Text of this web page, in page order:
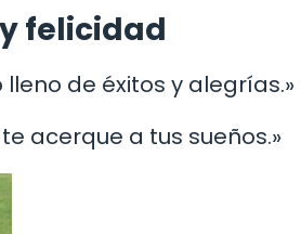
felicidad
de éxitos y alegrías.»
acerque a tus sueños.»